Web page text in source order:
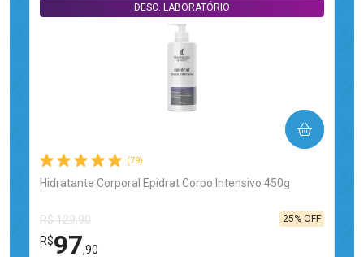
(79)
Hidratante Corporal Epidrat Corpo Intensivo 450g
DESC. LABORATÓRIO
R$ 129,90
R$97,90
25% OFF
COMPRAR